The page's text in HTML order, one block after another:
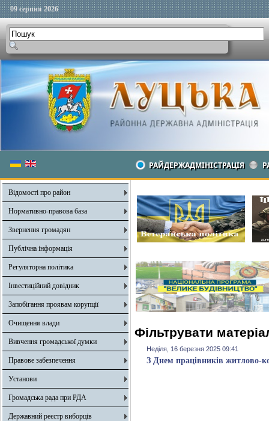
09 серпня 2026
РАЙДЕРЖАДМІНІСТРАЦІЯ
Відомості про район
Нормативно-правова база
Звернення громадян
Публічна інформація
Регуляторна політика
Інвестиційний довідник
Запобігання проявам корупції
Очищення влади
Вивчення громадської думки
Правове забезпечення
Установи
Громадська рада при РДА
Державний реєстр виборців
Фільтрувати
Неділя, 16 березня 2025 09:41
З Днем працівників житлово-